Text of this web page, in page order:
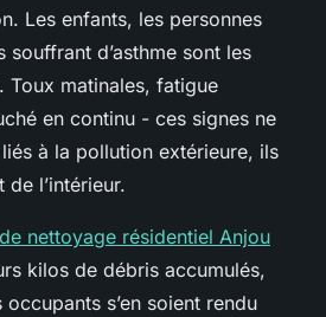
Les enfants, les personnes
d’asthme sont les
Toux matinales, fatigue
en continu - ces signes ne
à la pollution extérieure, ils
l’intérieur.
nettoyage résidentiel Anjou
kilos de débris accumulés,
s’en soient rendu